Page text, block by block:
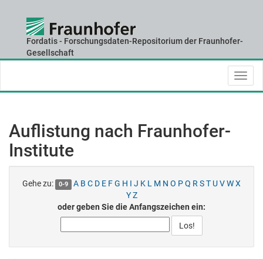
navigation
Fordatis - Forschungsdaten-Repositorium der Fraunhofer-
Gesellschaft
Auflistung nach Fraunhofer-
Institute
Gehe zu: 0-9 A B C D E F G H I J K L M N O P Q R S T U V W X
Y Z
oder geben Sie die Anfangszeichen ein: